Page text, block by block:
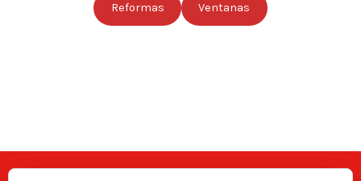
Reformas Ventanas